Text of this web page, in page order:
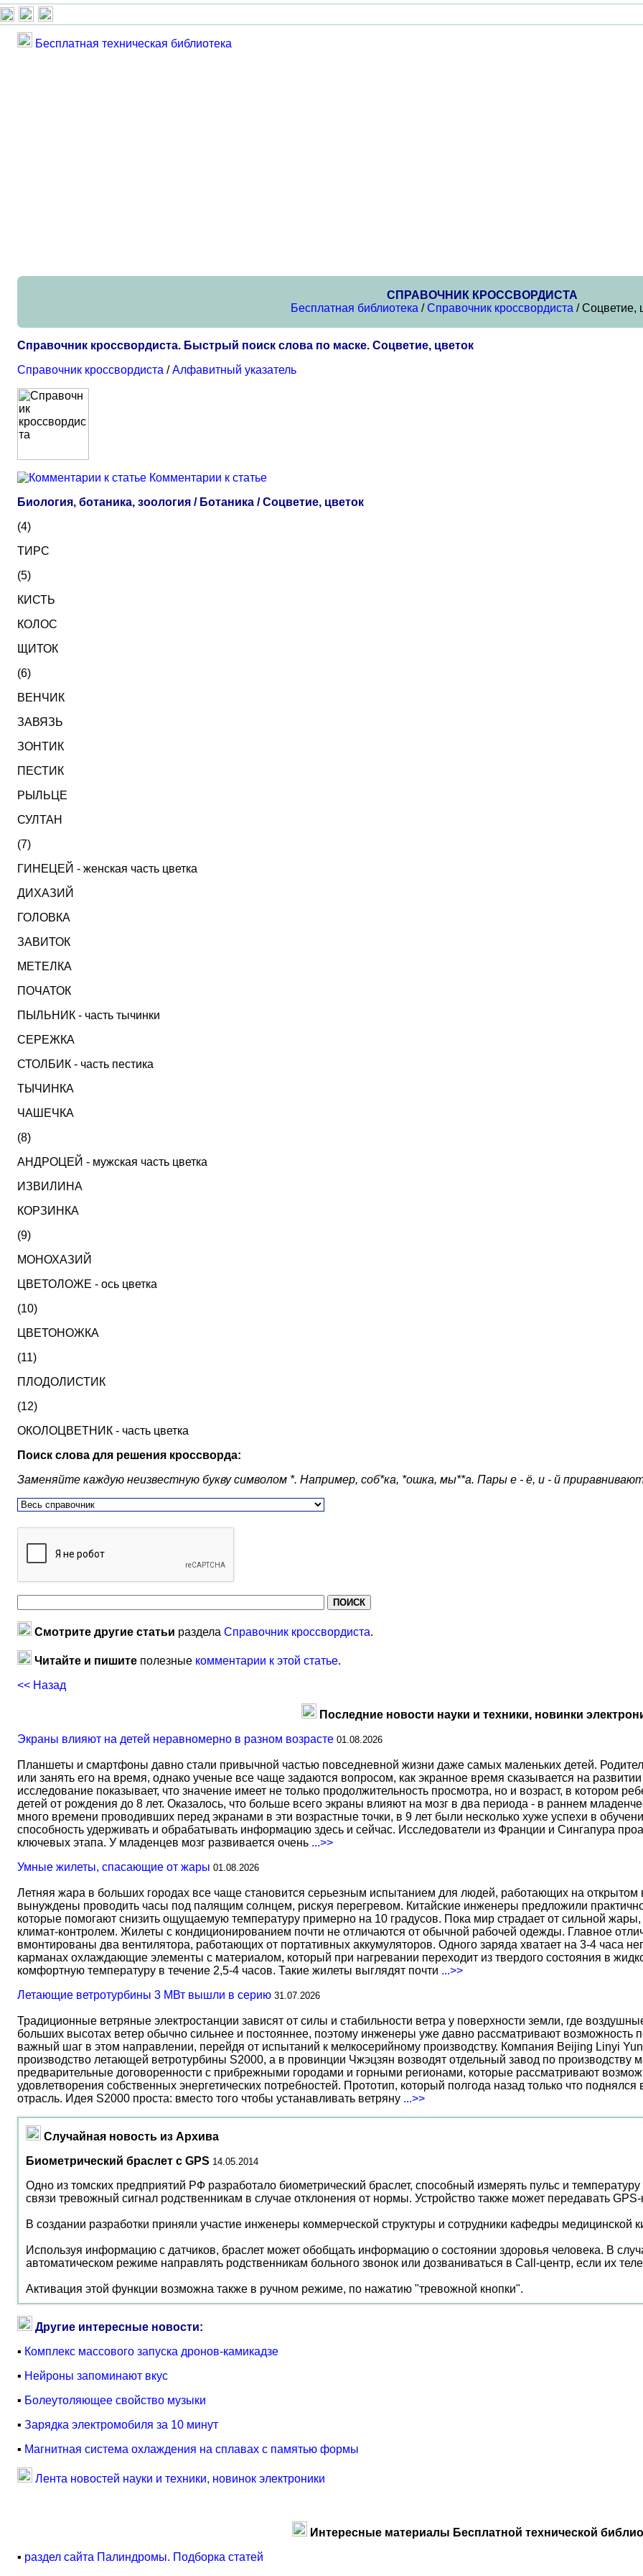
Бесплатная техническая библиотека
СПРАВОЧНИК КРОССВОРДИСТА
Бесплатная библиотека /Справочник кроссвордиста / Соцветие,
Справочник кроссвордиста. Быстрый поиск слова по маске. Соцветие, цветок
Справочник кроссвордиста /Алфавитный указатель
Комментарии к статье
Биология, ботаника, зоология / Ботаника / Соцветие, цветок
(4)
ТИРС
(5)
КИСТЬ
КОЛОС
ЩИТОК
(6)
ВЕНЧИК
ЗАВЯЗЬ
ЗОНТИК
ПЕСТИК
РЫЛЬЦЕ
СУЛТАН
(7)
ГИНЕЦЕЙ - женская часть цветка
ДИХАЗИЙ
ГОЛОВКА
ЗАВИТОК
МЕТЕЛКА
ПОЧАТОК
ПЫЛЬНИК - часть тычинки
СЕРЕЖКА
СТОЛБИК - часть пестика
ТЫЧИНКА
ЧАШЕЧКА
(8)
АНДРОЦЕЙ - мужская часть цветка
ИЗВИЛИНА
КОРЗИНКА
(9)
МОНОХАЗИЙ
ЦВЕТОЛОЖЕ - ось цветка
(10)
ЦВЕТОНОЖКА
(11)
ПЛОДОЛИСТИК
(12)
ОКОЛОЦВЕТНИК - часть цветка
Поиск слова для решения кроссворда:
Заменяйте каждую неизвестную букву символом *. Например, соб*ка, *ошка, мы**а. Пары е - ё, и - й
Смотрите другие статьи раздела Справочник кроссвордиста.
Читайте и пишите полезные комментарии к этой статье.
<< Назад
Последние новости науки и техники, новинки
Экраны влияют на детей неравномерно в разном возрасте 01.08.2026
Планшеты и смартфоны давно стали привычной частью повседневной жизни даже самых маленьких детей.
или занять его на время, однако ученые все чаще задаются вопросом, как экранное время сказывается на
исследование показывает, что значение имеет не только продолжительность просмотра, но и возраст, в котором
детей от рождения до 8 лет. Оказалось, что больше всего экраны влияют на мозг в два периода - в раннем
много времени проводивших перед экранами в эти возрастные точки, в 9 лет были несколько хуже успехи в
способность удерживать и обрабатывать информацию здесь и сейчас. Исследователи из Франции и Сингапура
ключевых этапа. У младенцев мозг развивается очень ...>>
Умные жилеты, спасающие от жары 01.08.2026
Летняя жара в больших городах все чаще становится серьезным испытанием для людей, работающих на открытом
вынуждены проводить часы под палящим солнцем, рискуя перегревом. Китайские инженеры предложили
которые помогают снизить ощущаемую температуру примерно на 10 градусов. Пока мир страдает от сильной
климат-контролем. Жилеты с кондиционированием почти не отличаются от обычной рабочей одежды. Главное
вмонтированы два вентилятора, работающих от портативных аккумуляторов. Одного заряда хватает на 3-4 часа
карманах охлаждающие элементы с материалом, который при нагревании переходит из твердого состояния в
комфортную температуру в течение 2,5-4 часов. Такие жилеты выглядят почти ...>>
Летающие ветротурбины 3 МВт вышли в серию 31.07.2026
Традиционные ветряные электростанции зависят от силы и стабильности ветра у поверхности земли, где
больших высотах ветер обычно сильнее и постояннее, поэтому инженеры уже давно рассматривают возможность
важный шаг в этом направлении, перейдя от испытаний к мелкосерийному производству. Компания Beijing Linyi
производство летающей ветротурбины S2000, а в провинции Чжэцзян возводят отдельный завод по производству
предварительные договоренности с прибрежными городами и горными регионами, которые рассматривают
удовлетворения собственных энергетических потребностей. Прототип, который полгода назад только что
отрасль. Идея S2000 проста: вместо того чтобы устанавливать ветряну ...>>
Случайная новость из Архива
Биометрический браслет с GPS 14.05.2014
Одно из томских предприятий РФ разработало биометрический браслет, способный измерять пульс и
связи тревожный сигнал родственникам в случае отклонения от нормы. Устройство также может передавать
В создании разработки приняли участие инженеры коммерческой структуры и сотрудники кафедры медицинской
Используя информацию с датчиков, браслет может обобщать информацию о состоянии здоровья человека. В
автоматическом режиме направлять родственникам больного звонок или дозваниваться в Call-центр, если их
Активация этой функции возможна также в ручном режиме, по нажатию "тревожной кнопки".
Другие интересные новости:
▪ Комплекс массового запуска дронов-камикадзе
▪ Нейроны запоминают вкус
▪ Болеутоляющее свойство музыки
▪ Зарядка электромобиля за 10 минут
▪ Магнитная система охлаждения на сплавах с памятью формы
Лента новостей науки и техники, новинок электроники
Интересные материалы Бесплатной технической
▪ раздел сайта Палиндромы. Подборка статей